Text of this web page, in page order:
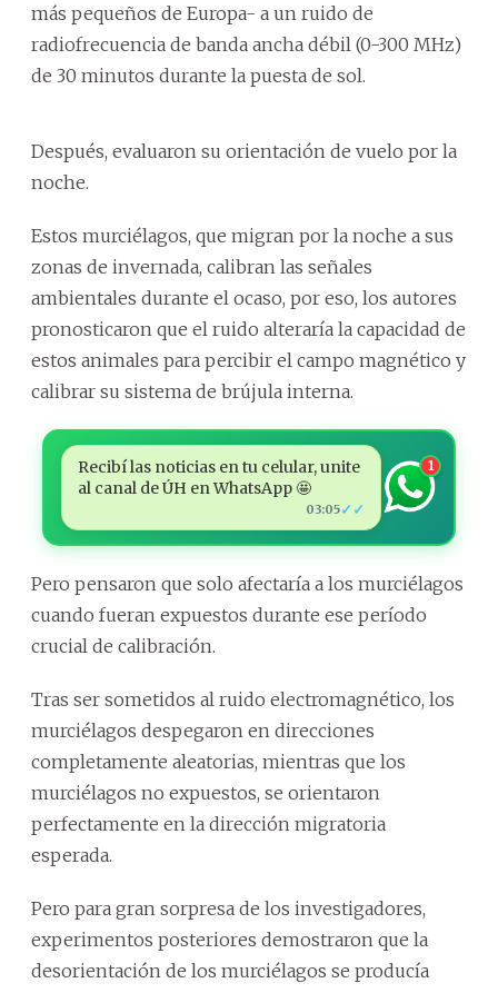
más pequeños de Europa- a un ruido de
radiofrecuencia de banda ancha débil (0-300 MHz)
de 30 minutos durante la puesta de sol.
Después, evaluaron su orientación de vuelo por la
noche.
Estos murciélagos, que migran por la noche a sus
zonas de invernada, calibran las señales
ambientales durante el ocaso, por eso, los autores
pronosticaron que el ruido alteraría la capacidad de
estos animales para percibir el campo magnético y
calibrar su sistema de brújula interna.
Recibí las noticias en tu celular, unite
al canal de ÚH en WhatsApp 🤩
03:05✓✓
1
Pero pensaron que solo afectaría a los murciélagos
cuando fueran expuestos durante ese período
crucial de calibración.
Tras ser sometidos al ruido electromagnético, los
murciélagos despegaron en direcciones
completamente aleatorias, mientras que los
murciélagos no expuestos, se orientaron
perfectamente en la dirección migratoria
esperada.
Pero para gran sorpresa de los investigadores,
experimentos posteriores demostraron que la
desorientación de los murciélagos se producía